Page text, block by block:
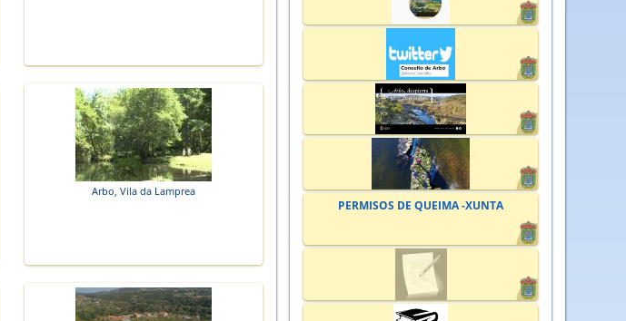
Arbo, Vila da Lamprea
PERMISOS DE QUEIMA -XUNTA